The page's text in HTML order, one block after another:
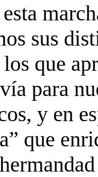
sus
que
para
y en
que